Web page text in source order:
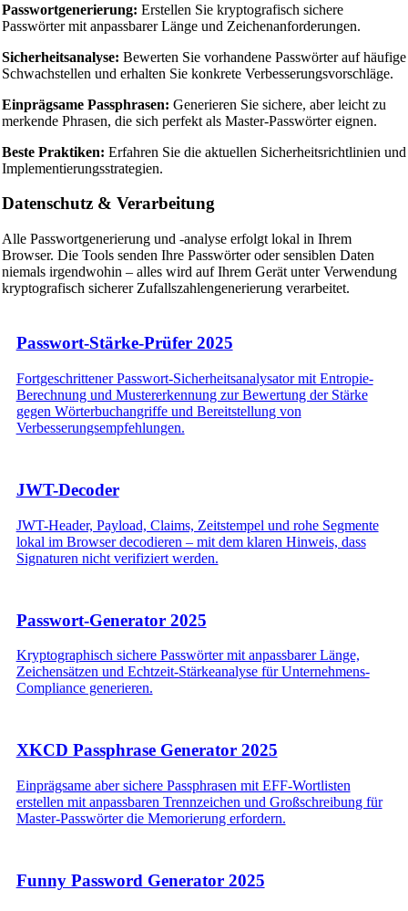
Passwortgenerierung: Erstellen Sie kryptografisch sichere
Passwörter mit anpassbarer Länge und Zeichenanforderungen.
Sicherheitsanalyse: Bewerten Sie vorhandene Passwörter auf häufige
Schwachstellen und erhalten Sie konkrete Verbesserungsvorschläge.
Einprägsame Passphrasen: Generieren Sie sichere, aber leicht zu
merkende Phrasen, die sich perfekt als Master-Passwörter eignen.
Beste Praktiken: Erfahren Sie die aktuellen Sicherheitsrichtlinien und
Implementierungsstrategien.
Datenschutz & Verarbeitung
Alle Passwortgenerierung und -analyse erfolgt lokal in Ihrem
Browser. Die Tools senden Ihre Passwörter oder sensiblen Daten
niemals irgendwohin – alles wird auf Ihrem Gerät unter Verwendung
kryptografisch sicherer Zufallszahlengenerierung verarbeitet.
Passwort-Stärke-Prüfer 2025
Fortgeschrittener Passwort-Sicherheitsanalysator mit Entropie-
Berechnung und Mustererkennung zur Bewertung der Stärke
gegen Wörterbuchangriffe und Bereitstellung von
Verbesserungsempfehlungen.
JWT-Decoder
JWT-Header, Payload, Claims, Zeitstempel und rohe Segmente
lokal im Browser decodieren – mit dem klaren Hinweis, dass
Signaturen nicht verifiziert werden.
Passwort-Generator 2025
Kryptographisch sichere Passwörter mit anpassbarer Länge,
Zeichensätzen und Echtzeit-Stärkeanalyse für Unternehmens-
Compliance generieren.
XKCD Passphrase Generator 2025
Einprägsame aber sichere Passphrasen mit EFF-Wortlisten
erstellen mit anpassbaren Trennzeichen und Großschreibung für
Master-Passwörter die Memorierung erfordern.
Funny Password Generator 2025